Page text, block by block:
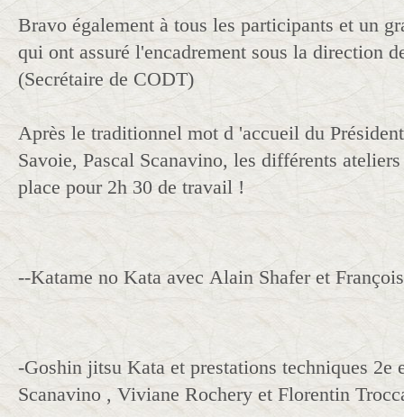
Bravo également à tous les participants et un
qui ont assuré l'encadrement sous la direction
(Secrétaire de CODT)
Après le traditionnel mot d 'accueil du
Savoie, Pascal Scanavino, les différents
place pour 2h 30 de travail !
--Katame no Kata avec Alain Shafer et
-Goshin jitsu Kata et prestations techniques 2e
Scanavino , Viviane Rochery et Florentin